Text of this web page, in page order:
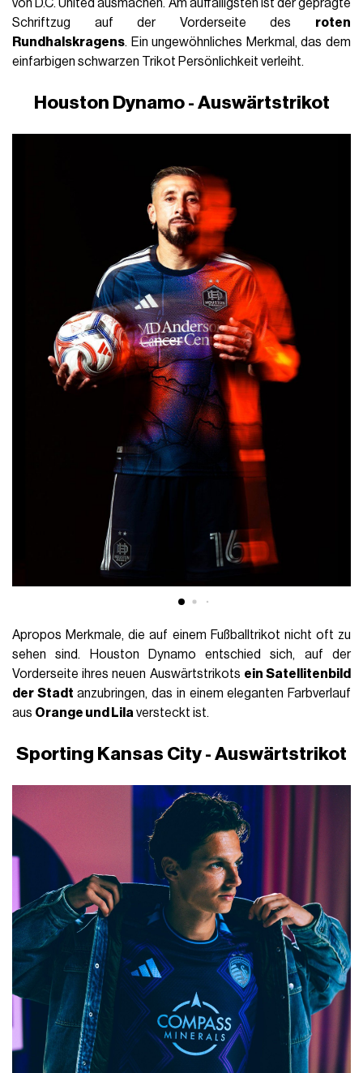
von D.C. United ausmachen. Am auffälligsten ist der geprägte
Schriftzug auf der Vorderseite des roten
Rundhalskragens. Ein ungewöhnliches Merkmal, das dem
einfarbigen schwarzen Trikot Persönlichkeit verleiht.
Houston Dynamo - Auswärtstrikot
Apropos Merkmale, die auf einem Fußballtrikot nicht oft zu
sehen sind. Houston Dynamo entschied sich, auf der
Vorderseite ihres neuen Auswärtstrikots ein Satellitenbild
der Stadt anzubringen, das in einem eleganten Farbverlauf
aus Orange und Lila versteckt ist.
Sporting Kansas City - Auswärtstrikot